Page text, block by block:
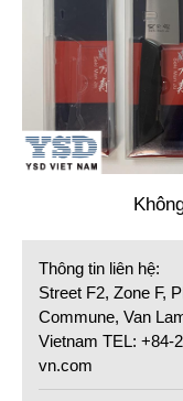
Thông tin liên hệ:
Street F2, Zone F,
Commune, Van
Vietnam TEL: +84-
vn.com